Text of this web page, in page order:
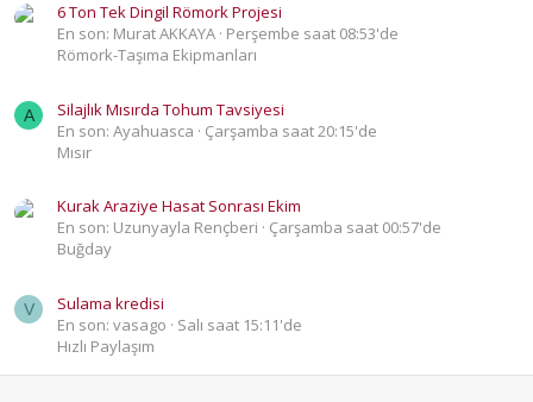
6 Ton Tek Dingil Römork Projesi
En son: Murat AKKAYA Perşembe saat 08:53'de
Römork-Taşıma Ekipmanları
A
Silajlık Mısırda Tohum Tavsiyesi
En son: Ayahuasca
Çarşamba saat 20:15'de
Mısır
Kurak Araziye Hasat Sonrası Ekim
En son: Uzunyayla Rençberi
Çarşamba saat 00:57'de
Buğday
V
Sulama kredisi
En son: vasago
Salı saat 15:11'de
Hızlı Paylaşım